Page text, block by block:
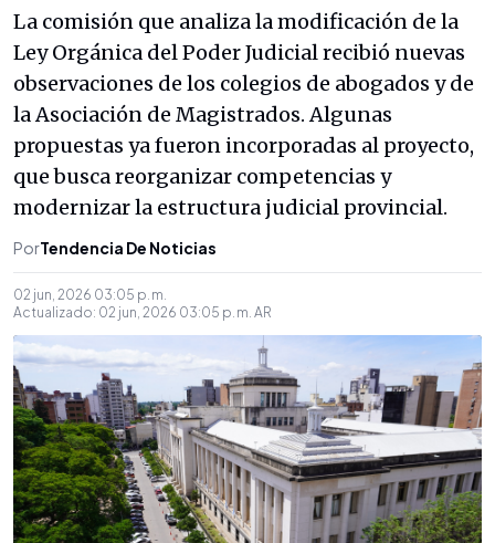
La comisión que analiza la modificación de la
Ley Orgánica del Poder Judicial recibió nuevas
observaciones de los colegios de abogados y de
la Asociación de Magistrados. Algunas
propuestas ya fueron incorporadas al proyecto,
que busca reorganizar competencias y
modernizar la estructura judicial provincial.
PorTendencia De Noticias
02 jun, 2026 03:05 p. m.
Actualizado: 02 jun, 2026 03:05 p. m. AR